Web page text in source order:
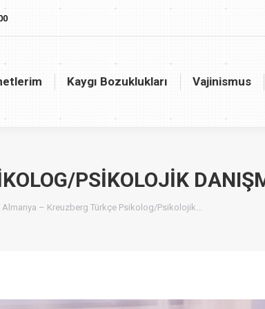
Kaygı Bozuklukları Vajinismus
PSIKOLOJIK
Almanya – Kreuzberg Türkçe Psikolog/Psikolojik…